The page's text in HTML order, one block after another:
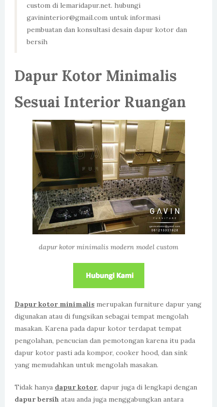
custom di lemaridapur.net. hubungi
gavininterior@gmail.com untuk informasi
pembuatan dan konsultasi desain dapur kotor dan
bersih
Dapur Kotor Minimalis
Sesuai Interior Ruangan
dapur kotor minimalis modern model custom
Dapur kotor minimalis merupakan furniture dapur yang
digunakan atau di fungsikan sebagai tempat mengolah
masakan. Karena pada dapur kotor terdapat tempat
pengolahan, pencucian dan pemotongan karena itu pada
dapur kotor pasti ada kompor, cooker hood, dan sink
yang memudahkan untuk mengolah masakan.
Tidak hanya dapur kotor, dapur juga di lengkapi dengan
dapur bersih atau anda juga menggabungkan antara